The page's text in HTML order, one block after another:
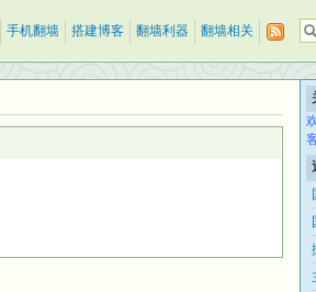
手机翻墙 搭建博客 翻墙利器 翻墙相关